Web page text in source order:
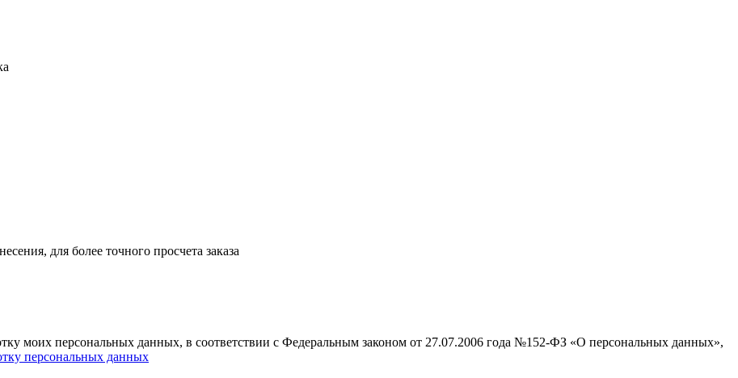
для более точного просчета заказа
моих персональных данных, в соответствии с Федеральным законом от 27.07.2006 года №152-ФЗ «О персональных данных»,
персональных данных